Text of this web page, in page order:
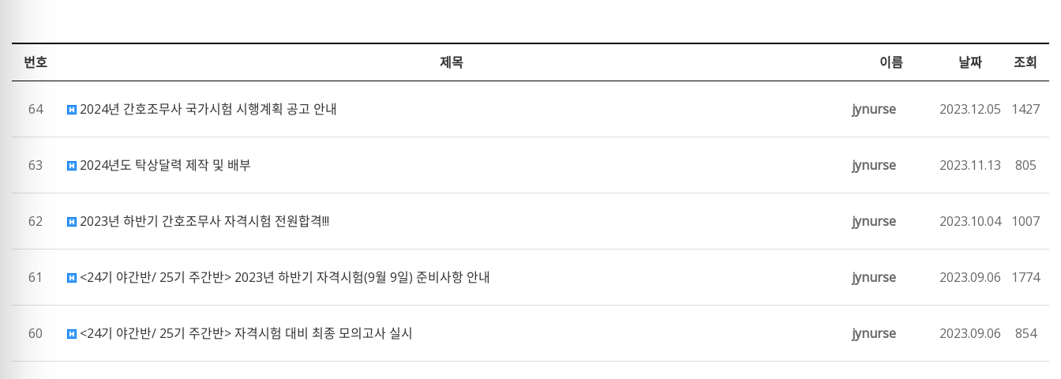
번호 제목 이름 날짜 조회
64 2024년 간호조무사 국가시험 시행계획 공고 안내 jynurse 2023.12.05 1427
63 2024년도 탁상달력 제작 및 배부 jynurse 2023.11.13 805
62 2023년 하반기 간호조무사 자격시험 전원합격!!! jynurse 2023.10.04 1007
61 <24기 야간반/ 25기 주간반> 2023년 하반기 자격시험(9월 9일) 준비사항 안내 jynurse 2023.09.06 1774
60 <24기 야간반/ 25기 주간반> 자격시험 대비 최종 모의고사 실시 jynurse 2023.09.06 854